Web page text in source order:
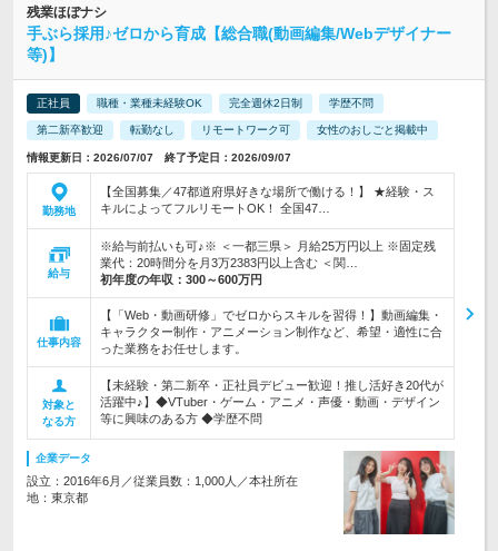
残業ほぼナシ
手ぶら採用♪ゼロから育成【総合職(動画編集/Webデザイナー
等)】
正社員 職種・業種未経験OK 完全週休2日制 学歴不問
第二新卒歓迎 転勤なし リモートワーク可 女性のおしごと掲載中
情報更新日：2026/07/07 終了予定日：2026/09/07
勤務地
【全国募集／47都道府県好きな場所で働ける！】 ★経験・ス
キルによってフルリモートOK！ 全国47…
給与
※給与前払いも可♪※ ＜一都三県＞ 月給25万円以上 ※固定残
業代：20時間分を月3万2383円以上含む ＜関…
初年度の年収： 300～600万円
仕事内容
【「Web・動画研修」でゼロからスキルを習得！】動画編集・
キャラクター制作・アニメーション制作など、希望・適性に合
った業務をお任せします。
対象と
なる方
【未経験・第二新卒・正社員デビュー歓迎！推し活好き20代が
活躍中♪】◆VTuber・ゲーム・アニメ・声優・動画・デザイン
等に興味のある方 ◆学歴不問
企業データ
設立：2016年6月／従業員数：1,000人／本社所在
地：東京都